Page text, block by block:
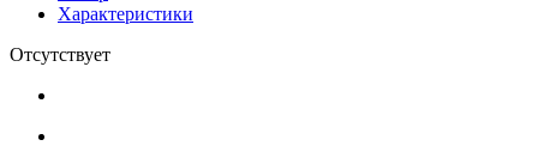
Характеристики
Отсутствует